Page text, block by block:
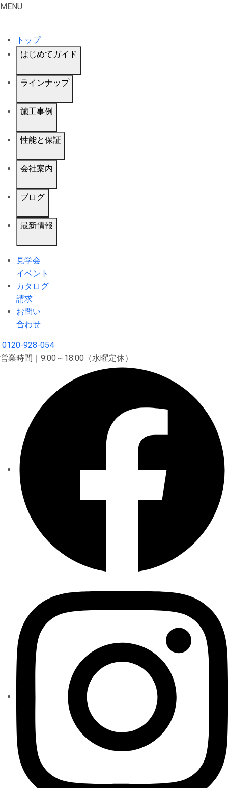
MENU
トップ
はじめてガイド
ラインナップ
施工事例
性能と保証
会社案内
ブログ
最新情報
見学会
イベント
カタログ
請求
お問い
合わせ
0120-928-054
営業時間｜9:00～18:00（水曜定休）